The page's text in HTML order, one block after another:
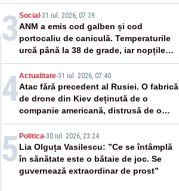
3 Social -31 iul. 2026, 07:39
ANM a emis cod galben și cod
portocaliu de caniculă. Temperaturile
urcă până la 38 de grade, iar nopțile
devin tropicale
4Actualitate-31 iul. 2026, 07:40
Atac fără precedent al Rusiei. O fabrică
de drone din Kiev deținută de o
companie americană, distrusă de o
rachetă rusească
5 Politica-30 iul. 2026, 23:24
Lia Olguța Vasilescu: ”Ce se întâmplă
în sănătate este o bătaie de joc. Se
guvernează extraordinar de prost”